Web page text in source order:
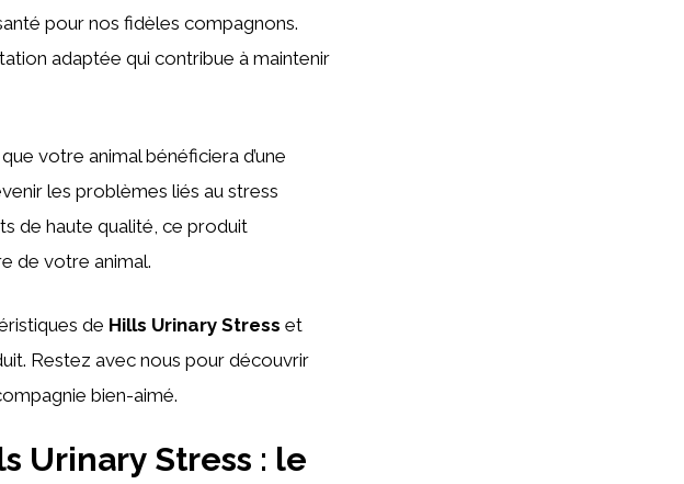
pour nos fidèles compagnons.
adaptée qui contribue à maintenir
votre animal bénéficiera d’une
les problèmes liés au stress
de haute qualité, ce produit
de votre animal.
de Hills Urinary Stress et
Restez avec nous pour découvrir
bien-aimé.
Urinary Stress : le